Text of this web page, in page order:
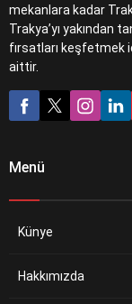
mekanlara kadar
Trakya’yı yakından
fırsatları keşfetmek
aittir.
Menü
Künye
Hakkımızda